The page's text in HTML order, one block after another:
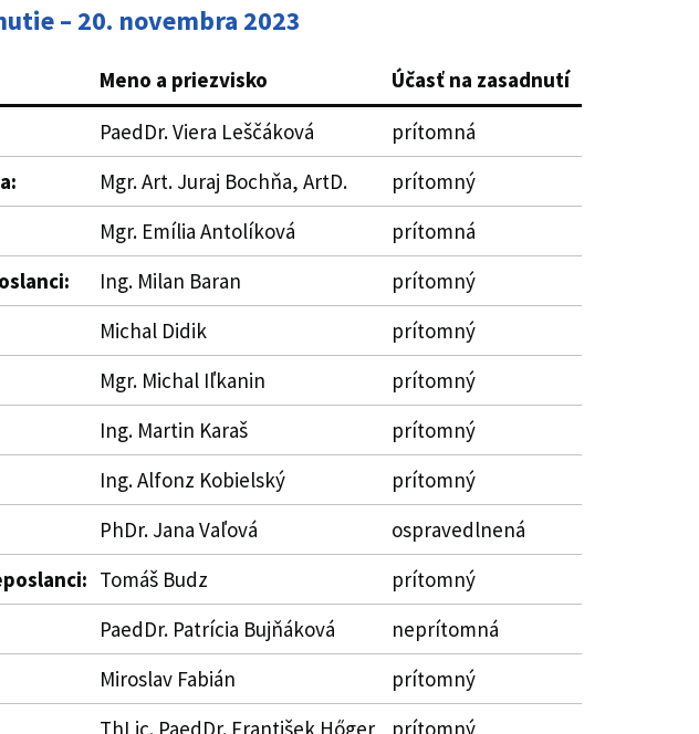
– 20. novembra 2023
Meno a priezvisko
Účasť na zasadnutí
PaedDr. Viera Leščáková
prítomná
Mgr. Art. Juraj Bochňa, ArtD.
prítomný
Mgr. Emília Antolíková
prítomná
Ing. Milan Baran
prítomný
Michal Didik
prítomný
Mgr. Michal Iľkanin
prítomný
Ing. Martin Karaš
prítomný
Ing. Alfonz Kobielský
prítomný
PhDr. Jana Vaľová
ospravedlnená
Tomáš Budz
prítomný
PaedDr. Patrícia Bujňáková
neprítomná
Miroslav Fabián
prítomný
ThLic. PaedDr. František Hőger
prítomný